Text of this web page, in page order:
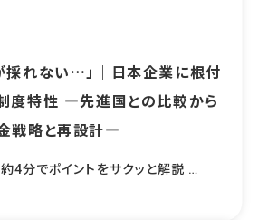
採れない…」｜日本企業に根付
度特性 ―先進国との比較から
戦略と再設計―
4分でポイントをサクッと解説 …